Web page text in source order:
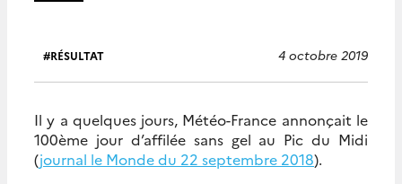
RÉSULTAT 4 octobre 2019
Il y a quelques jours, Météo-France annonçait le
100ème jour d’affilée sans gel au Pic du Midi
(journal le Monde du 22 septembre 2018).